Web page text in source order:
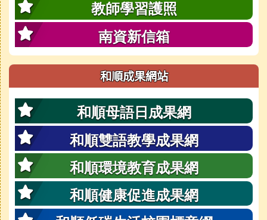
教師學習護照
南資新信箱
和順成果網站
和順母語日成果網
和順雙語教學成果網
和順環境教育成果網
和順健康促進成果網